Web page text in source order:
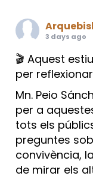
3 days ago
🎬 Aquest
per
Mn. Peio
per a
tots els
preguntes
convivència,
de mirar els